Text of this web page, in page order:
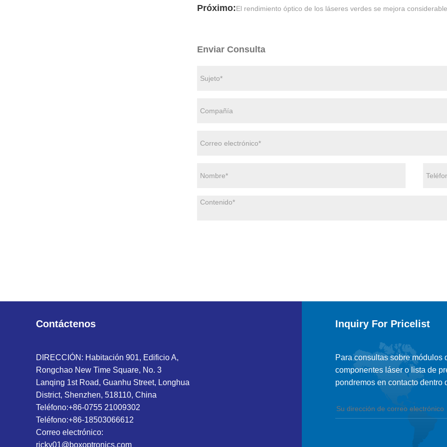
Próximo:El rendimiento óptico de los láseres verdes se mejora
Enviar Consulta
Contáctenos
DIRECCIÓN: Habitación 901, Edificio A,
Rongchao New Time Square, No. 3
Lanqing 1st Road, Guanhu Street, Longhua
District, Shenzhen, 518110, China
Teléfono:+86-0755 21009302
Teléfono:+86-18503066612
Correo electrónico:
ricky01@boxoptronics.com
Inquiry For Pricelist
Para consultas sobre módulos
componentes láser o lista de
pondremos en contacto dentro